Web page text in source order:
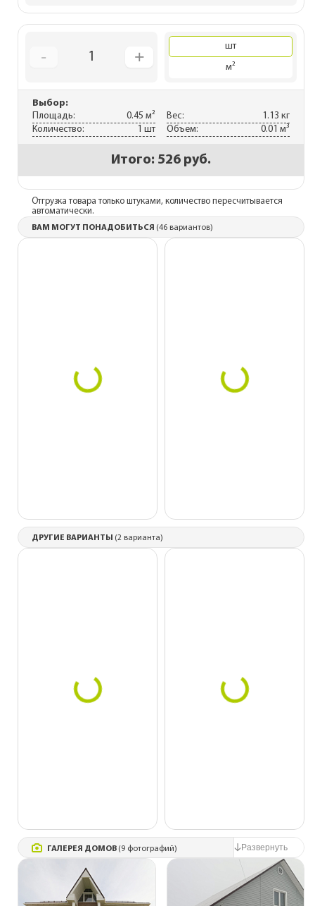
- 1 +
шт
м²
Выбор:
Площадь:
0.45 м² Вес:
1.13 кг
Количество:
1 шт Объем: 0.01 м³
Итого: 526 руб.
Отгрузка товара только штуками, количество пересчитывается
автоматически.
ВАМ МОГУТ ПОНАДОБИТЬСЯ (46 вариантов)
ДРУГИЕ ВАРИАНТЫ (2 варианта)
ГАЛЕРЕЯ ДОМОВ (9 фотографий)